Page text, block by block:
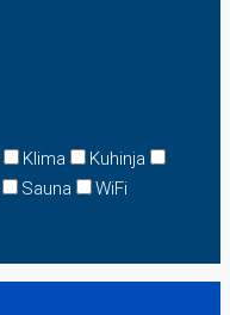
Klima
Kuhinja
Sauna
WiFi